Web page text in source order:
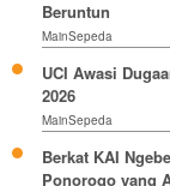
Beruntun
MainSepeda
UCI Awasi
2026
MainSepeda
Berkat KAI
Ponorogo yang